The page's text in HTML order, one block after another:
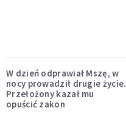
W dzień odprawiał Mszę, w
nocy prowadził drugie życie.
Przełożony kazał mu
opuścić zakon